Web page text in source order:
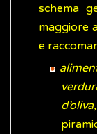
schema
maggiore
e